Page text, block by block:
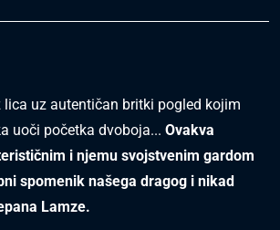
lica uz autentičan britki pogled kojim
uoči početka dvoboja... Ovakva
i njemu svojstvenim gardom
spomenik našega dragog i nikad
Lamze.